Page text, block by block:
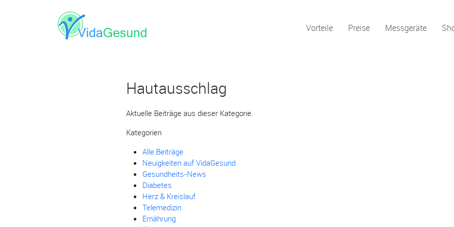
Vorteile Preise Messgeräte
Hautausschlag
Aktuelle Beiträge aus dieser Kategorie.
Kategorien
Alle Beiträge
Neuigkeiten auf VidaGesund
Gesundheits-News
Diabetes
Herz & Kreislauf
Telemedizin
Ernährung